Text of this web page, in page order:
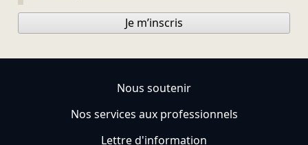
Je m’inscris
Nous soutenir
Nos services aux professionnels
Lettre d'information